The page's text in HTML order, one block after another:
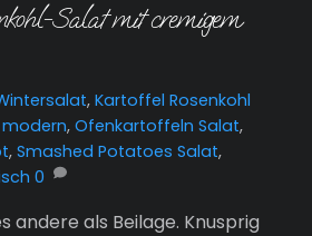
Salat mit cremigem
,Kartoffel Rosenkohl
,Ofenkartoffeln Salat,
,Smashed Potatoes Salat,
0
andere als Beilage. Knusprig